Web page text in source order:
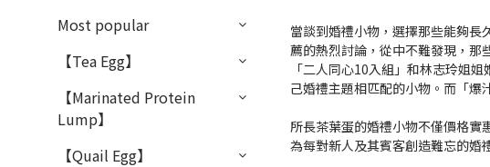
Most popular
【Tea Egg】
【Marinated Protein
Lump】
【Quail Egg】
當談到婚禮小物，選擇那些能夠
薦的熱烈討論，從中不難發現，那
「二人同心10入組」和林志玲姐
己婚禮主題相匹配的小物。而「爆
所長茶葉蛋的婚禮小物不僅價格實
為每對新人及其賓客創造難忘的婚